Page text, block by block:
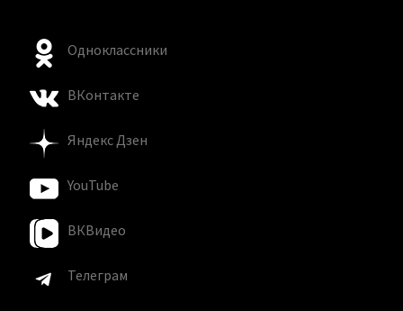
Одноклассники
ВКонтакте
Яндекс Дзен
YouTube
ВКВидео
Телеграм